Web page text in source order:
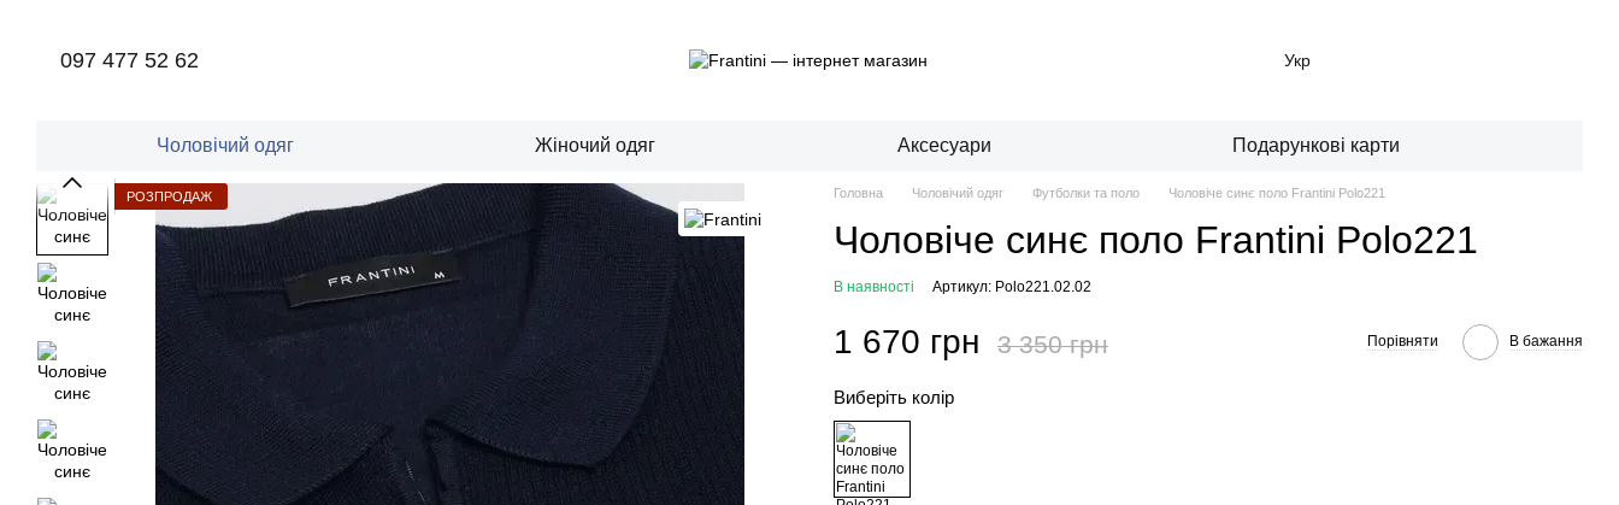
097 477 52 62 Укр
Чоловічий одяг Жіночий одяг Аксесуари Подарункові карти
РОЗПРОДАЖ Головна Чоловічий одяг Футболки та поло Чоловіче синє поло Frantini Polo221
Чоловіче синє поло Frantini Polo221
В наявності Артикул: Polo221.02.02
1 670 грн 3 350 грн Порівняти В бажання
Виберіть колір